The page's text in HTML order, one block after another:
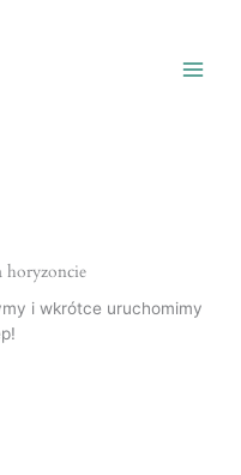
horyzoncie
i wkrótce uruchomimy